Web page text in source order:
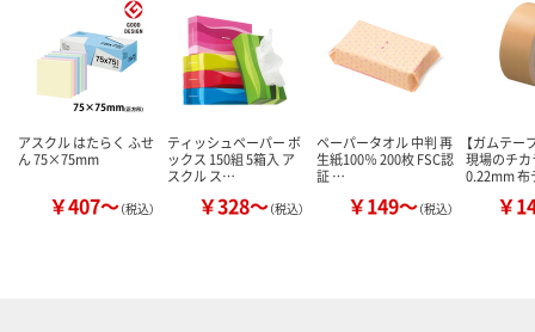
アスクル はたらく ふせ
ん 75×75mm
￥407～（税込）
ティッシュペーパー ボ
ックス 150組 5箱入 ア
スクル ス…
￥328～（税込）
ペーパータオル 中判 再
生紙100％ 200枚 FSC認
証 …
￥149～（税込）
【ガムテー
現場のチカ
0.22mm
￥